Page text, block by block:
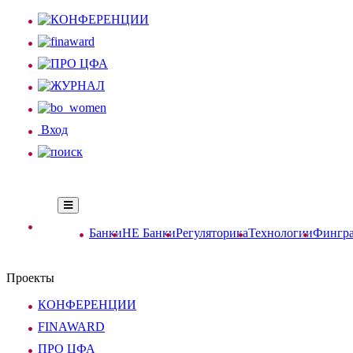
Вход
БанкиНЕ БанкиРегуляторикаТехнологии
Проекты
КОНФЕРЕНЦИИ
FINAWARD
ПРО ЦФА